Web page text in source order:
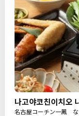
나고야코친이치오
名古屋コーチン一鳳